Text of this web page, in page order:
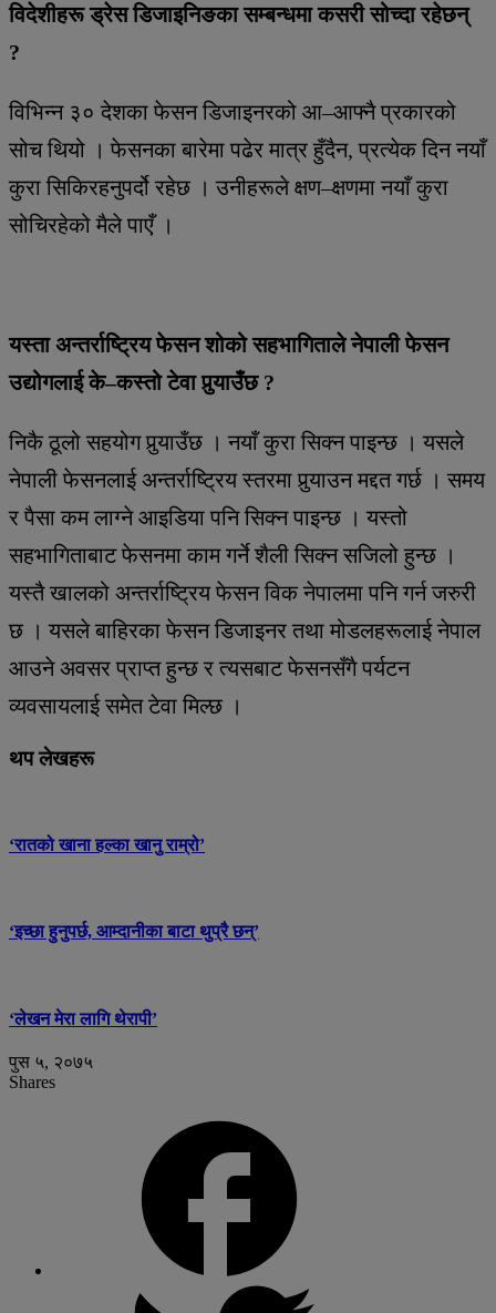
विदेशीहरू ड्रेस डिजाइनिङका सम्बन्धमा कसरी सोच्दा रहेछन्
?
विभिन्न ३० देशका फेसन डिजाइनरको आ–आफ्नै प्रकारको
सोच थियो । फेसनका बारेमा पढेर मात्र हुँदैन, प्रत्येक दिन नयाँ
कुरा सिकिरहनुपर्दो रहेछ । उनीहरूले क्षण–क्षणमा नयाँ कुरा
सोचिरहेको मैले पाएँ ।
यस्ता अन्तर्राष्ट्रिय फेसन शोको सहभागिताले नेपाली फेसन
उद्योगलाई के–कस्तो टेवा पुर्‍याउँछ ?
निकै ठूलो सहयोग पुर्‍याउँछ । नयाँ कुरा सिक्न पाइन्छ । यसले
नेपाली फेसनलाई अन्तर्राष्ट्रिय स्तरमा पुर्‍याउन मद्दत गर्छ । समय
र पैसा कम लाग्ने आइडिया पनि सिक्न पाइन्छ । यस्तो
सहभागिताबाट फेसनमा काम गर्ने शैली सिक्न सजिलो हुन्छ ।
यस्तै खालको अन्तर्राष्ट्रिय फेसन विक नेपालमा पनि गर्न जरुरी
छ । यसले बाहिरका फेसन डिजाइनर तथा मोडलहरूलाई नेपाल
आउने अवसर प्राप्त हुन्छ र त्यसबाट फेसनसँगै पर्यटन
व्यवसायलाई समेत टेवा मिल्छ ।
थप लेखहरू
‘रातको खाना हल्का खानु राम्रो’
‘इच्छा हुनुपर्छ, आम्दानीका बाटा थुप्रै छन्’
‘लेखन मेरा लागि थेरापी’
पुस ५, २०७५
Shares